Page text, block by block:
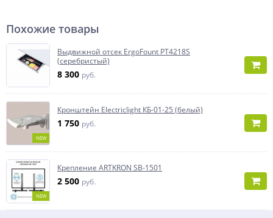
Похожие товары
Выдвижной отсек ErgoFount PT4218S
(серебристый)
8 300 руб.
NEW
Кронштейн Electriclight КБ-01-25 (белый)
1 750 руб.
NEW
Крепление ARTKRON SB-1501
2 500 руб.